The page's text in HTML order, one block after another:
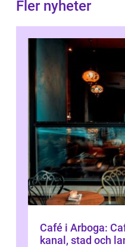
Fler nyheter
Café i Arboga:
kanal, stad och